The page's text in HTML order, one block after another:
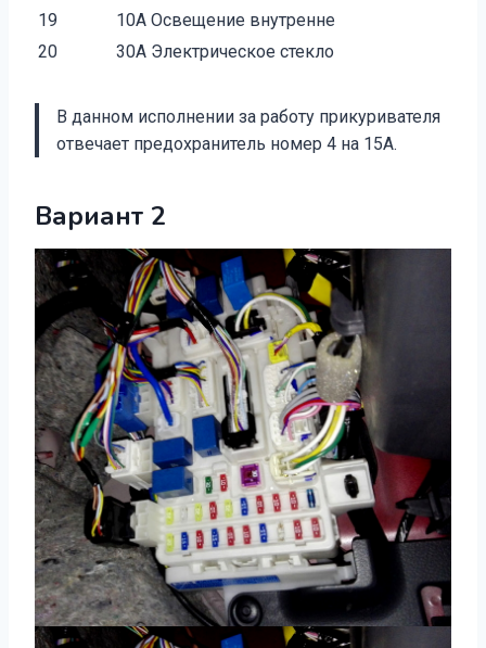
19
10A Освещение внутренне
20
30A Электрическое стекло
В данном исполнении за работу прикуривателя
отвечает предохранитель номер 4 на 15А.
Вариант 2